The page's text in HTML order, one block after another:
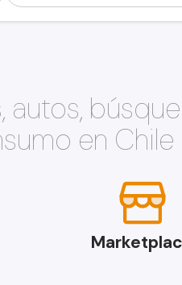
autos,
en Chile